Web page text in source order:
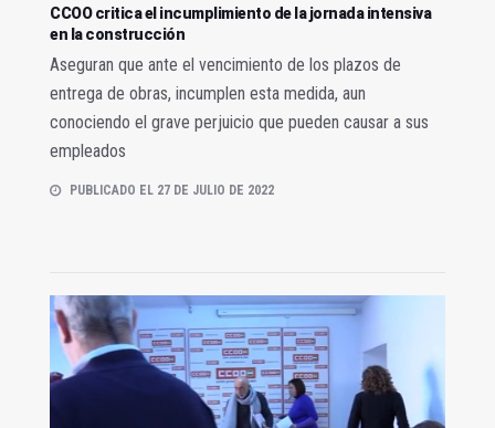
CCOO critica el incumplimiento de la jornada intensiva
en la construcción
Aseguran que ante el vencimiento de los plazos de
entrega de obras, incumplen esta medida, aun
conociendo el grave perjuicio que pueden causar a sus
empleados
PUBLICADO EL 27 DE JULIO DE 2022